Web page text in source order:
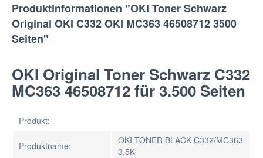
Produktinformationen "OKI Toner Schwarz
Original OKI C332 OKI MC363 46508712 3500
Seiten"
OKI Original Toner Schwarz C332
MC363 46508712 für 3.500 Seiten
Produkt:
Produktname:
OKI TONER BLACK C332/MC363
3,5K